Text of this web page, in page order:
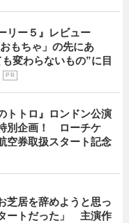
リー５』レビュー
おもちゃ」の先にあ
変わらないもの”に目
P R
トトロ』ロンドン公演
別企画！ ローチケ
空券取扱スタート記念
芝居を辞めようと思っ
ートだった」 主演作